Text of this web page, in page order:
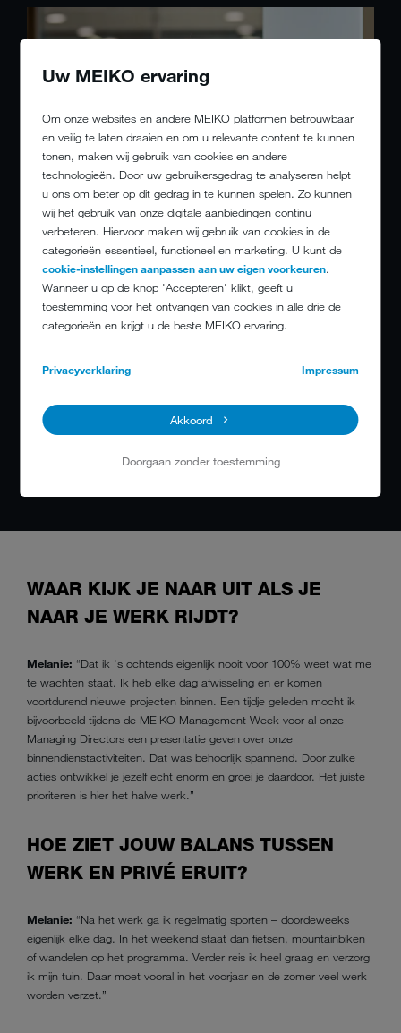
Uw MEIKO ervaring
Om onze websites en andere MEIKO platformen betrouwbaar
en veilig te laten draaien en om u relevante content te kunnen
tonen, maken wij gebruik van cookies en andere
technologieën. Door uw gebruikersgedrag te analyseren helpt
u ons om beter op dit gedrag in te kunnen spelen. Zo kunnen
wij het gebruik van onze digitale aanbiedingen continu
verbeteren. Hiervoor maken wij gebruik van cookies in de
categorieën essentieel, functioneel en marketing. U kunt de
cookie-instellingen aanpassen aan uw eigen voorkeuren.
Wanneer u op de knop 'Accepteren' klikt, geeft u
toestemming voor het ontvangen van cookies in alle drie de
categorieën en krijgt u de beste MEIKO ervaring.
Privacyverklaring Impressum
Akkoord
Doorgaan zonder toestemming
krijgt daar vroeg of laat de kans voor. Dat is
een absoluut pluspunt: talenten worden
gericht herkend en gestimuleerd.
WAAR KIJK JE NAAR UIT ALS JE
NAAR JE WERK RIJDT?
Melanie: “Dat ik 's ochtends eigenlijk nooit voor 100% weet wat me
te wachten staat. Ik heb elke dag afwisseling en er komen
voortdurend nieuwe projecten binnen. Een tijdje geleden mocht ik
bijvoorbeeld tijdens de MEIKO Management Week voor al onze
Managing Directors een presentatie geven over onze
binnendienstactiviteiten. Dat was behoorlijk spannend. Door zulke
acties ontwikkel je jezelf echt enorm en groei je daardoor. Het juiste
prioriteren is hier het halve werk.”
HOE ZIET JOUW BALANS TUSSEN
WERK EN PRIVÉ ERUIT?
Melanie: “Na het werk ga ik regelmatig sporten – doordeweeks
eigenlijk elke dag. In het weekend staat dan fietsen, mountainbiken
of wandelen op het programma. Verder reis ik heel graag en verzorg
ik mijn tuin. Daar moet vooral in het voorjaar en de zomer veel werk
worden verzet.”